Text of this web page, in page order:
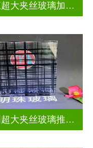
镇江超大夹丝玻璃加工厂
台州超大夹丝玻璃推荐货源